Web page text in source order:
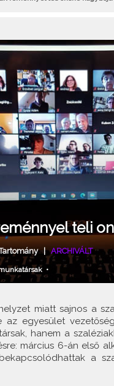
teli
|ARCHIVÁLT
•
miatt sajnos a
az egyesület
hanem a
március 6-án első
a